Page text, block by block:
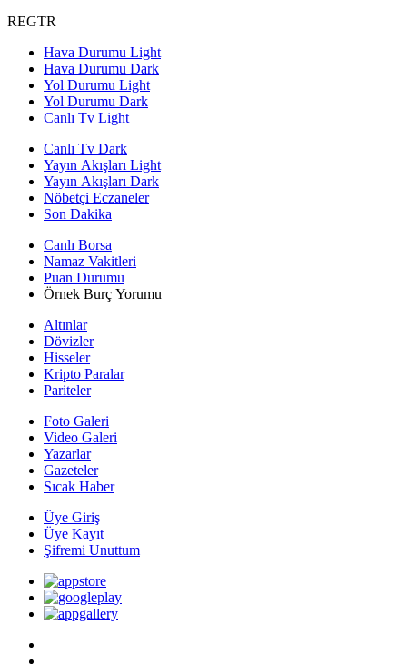
REGTR
Hava Durumu Light
Hava Durumu Dark
Yol Durumu Light
Yol Durumu Dark
Canlı Tv Light
Canlı Tv Dark
Yayın Akışları Light
Yayın Akışları Dark
Nöbetçi Eczaneler
Son Dakika
Canlı Borsa
Namaz Vakitleri
Puan Durumu
Örnek Burç Yorumu
Altınlar
Dövizler
Hisseler
Kripto Paralar
Pariteler
Foto Galeri
Video Galeri
Yazarlar
Gazeteler
Sıcak Haber
Üye Giriş
Üye Kayıt
Şifremi Unuttum